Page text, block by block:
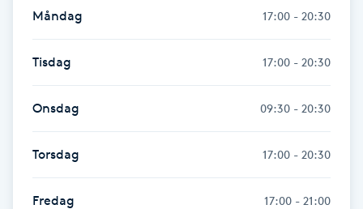
Hårborttagning
Hårbottenbehandling
Hårförlängning
Måndag 17:00 - 20:30
Tisdag 17:00 - 20:30
Onsdag 09:30 - 20:30
Torsdag 17:00 - 20:30
Fredag 17:00 - 21:00